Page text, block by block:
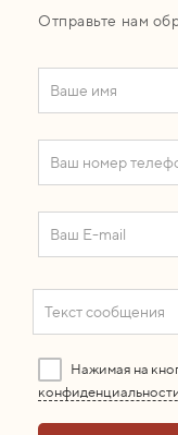
Отправьте нам
Нажимая на